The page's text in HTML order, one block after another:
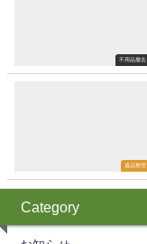
不用品撤去
遺品整理
Category